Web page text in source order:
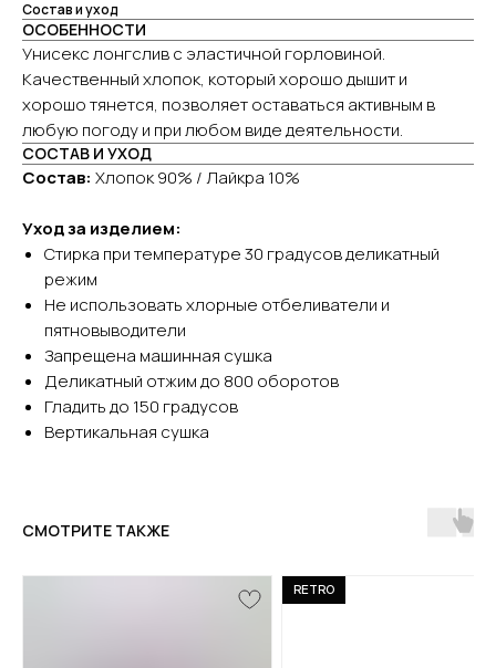
Состав и уход
ОСОБЕННОСТИ
Унисекс лонгслив с эластичной горловиной.
Качественный хлопок, который хорошо дышит и
хорошо тянется, позволяет оставаться активным в
любую погоду и при любом виде деятельности.
СОСТАВ И УХОД
Состав: Хлопок 90% / Лайкра 10%
Уход за изделием:
Стирка при температуре 30 градусов деликатный
режим
Не использовать хлорные отбеливатели и
пятновыводители
Запрещена машинная сушка
Деликатный отжим до 800 оборотов
Гладить до 150 градусов
Вертикальная сушка
СМОТРИТЕ ТАКЖЕ
RETRO